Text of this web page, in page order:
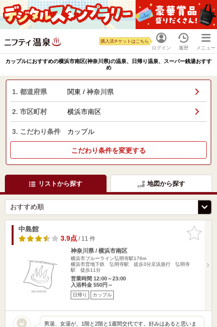
ログイン
購入済チケットはこちら
履歴 メニュー
カップルにおすすめの横浜市南区(神奈川県)の温泉、日帰り温泉、スーパー銭湯おすす
め
1. 都道府県 関東 / 神奈川県
2. 市区町村 横浜市南区
3. こだわり条件 カップル
こだわり条件を変更する
リストから探す 地図から探す
お気に入
りに追加
中島館
3.9点/ 11 件
神奈川県 / 横浜市南区
横浜市ブルーライン弘明寺駅176m
横浜市営地下鉄 弘明寺駅 徒歩3分京浜急行 弘明寺
駅 徒歩11分
営業時間 12:00～23:00
入浴料金 550円～
日帰り カップル
男湯、女湯が、1階と2階と1週間交代です。好みはあると思いま